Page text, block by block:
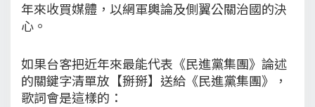
年來收買媒體，以網軍輿論及側翼公關治國的決
心。
如果台客把近年來最能代表《民進黨集團》論述
的關鍵字清單放【掰掰】送給《民進黨集團》，
歌詞會是這樣的：